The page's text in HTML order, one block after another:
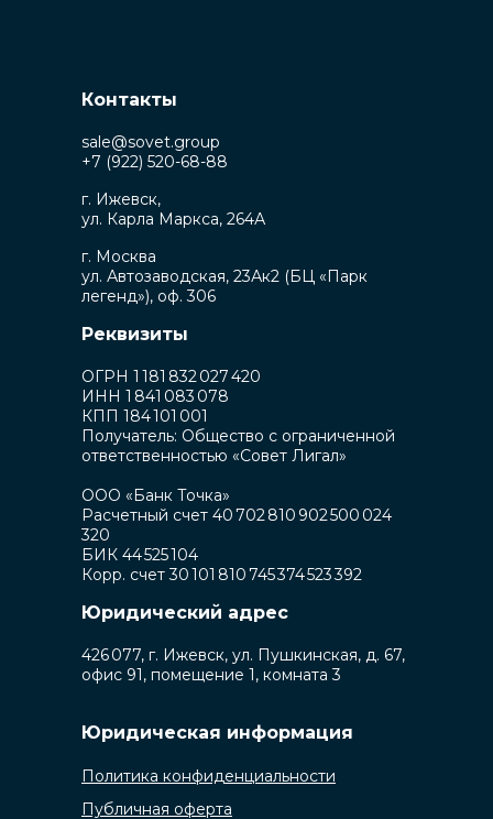
sale@sovet.group
+7 (922) 520-68-88
Политика конфиденциальности
Публичная оферта
Контакты
г. Ижевск,
ул. Карла Маркса, 264А
г. Москва
ул. Автозаводская, 23Ак2 (БЦ «Парк
легенд»), оф. 306
ОГРН 1 181 832 027 420
ИНН 1 841 083 078
КПП 184 101 001
Получатель: Общество с ограниченной
ответственностью «Совет Лигал»
ООО «Банк Точка»
Расчетный счет 40 702 810 902 500 024
320
БИК 44 525 104
Корр. счет 30 101 810 745 374 523 392
Реквизиты
426 077, г. Ижевск, ул. Пушкинская, д. 67,
офис 91, помещение 1, комната 3
Юридический адрес
Юридическая информация